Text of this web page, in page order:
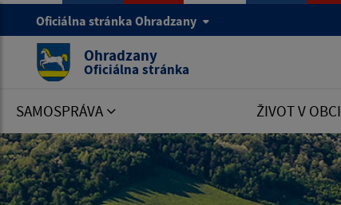
Oficiálna stránka Ohradzany
Ohradzany
Oficiálna stránka
SAMOSPRÁVA ŽIVOT V OBCI